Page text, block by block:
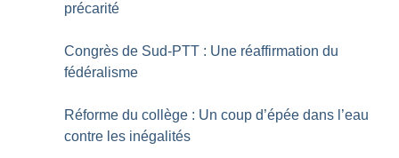
précarité
Congrès de Sud-PTT : Une réaffirmation du
fédéralisme
Réforme du collège : Un coup d’épée dans l’eau
contre les inégalités